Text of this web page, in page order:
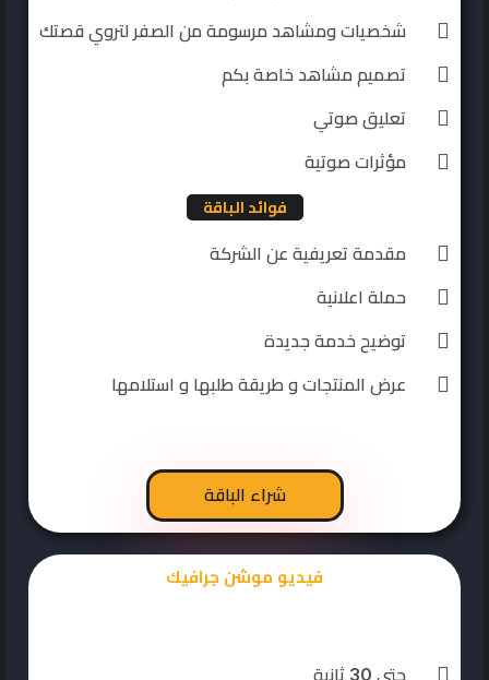
شخصيات ومشاهد مرسومة من الصفر لتروي قصتك
تصميم مشاهد خاصة بكم
تعليق صوتي
مؤثرات صوتية
فوائد الباقة
مقدمة تعريفية عن الشركة
حملة اعلانية
توضيح خدمة جديدة
عرض المنتجات و طريقة طلبها و استلامها
شراء الباقة
فيديو موشن جرافيك
حتى 30 ثانية